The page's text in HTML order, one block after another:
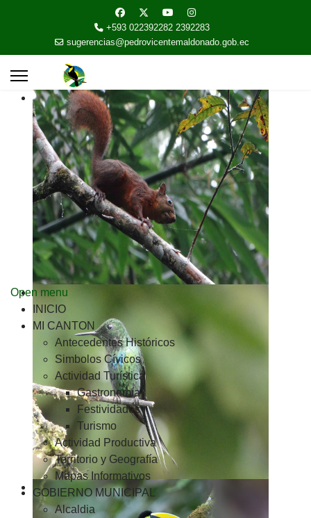
+593 022392282 2392283
sugerencias@pedrovicentemaldonado.gob.ec
Open menu
INICIO
MI CANTON
Antecedentes Históricos
Simbolos Cívicos
Actividad Turística
Gastronomía
Festividades
Turismo
Actividad Productiva
Territorio y Geografía
Mapas Informativos
GOBIERNO MUNICIPAL
Alcaldia